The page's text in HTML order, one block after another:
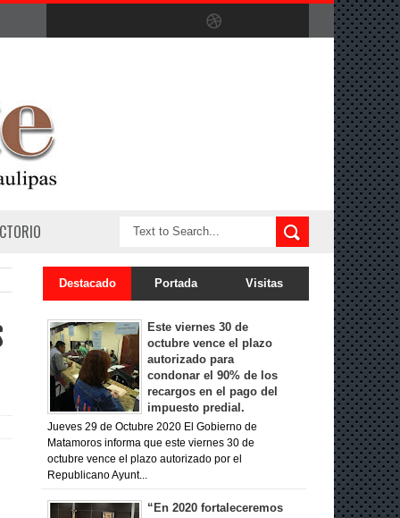
Destacado Portada Visitas
Este viernes 30 de
octubre vence el plazo
autorizado para
condonar el 90% de los
recargos en el pago del
impuesto predial.
Jueves 29 de Octubre 2020 El Gobierno de
Matamoros informa que este viernes 30 de
octubre vence el plazo autorizado por el
Republicano Ayunt...
“En 2020 fortaleceremos